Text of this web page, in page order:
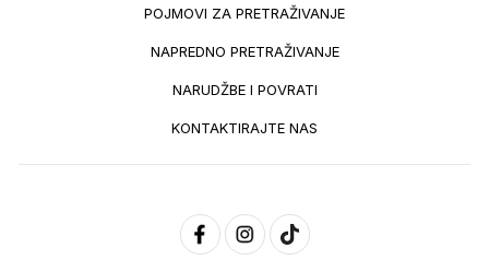
POJMOVI ZA PRETRAŽIVANJE
NAPREDNO PRETRAŽIVANJE
NARUDŽBE I POVRATI
KONTAKTIRAJTE NAS